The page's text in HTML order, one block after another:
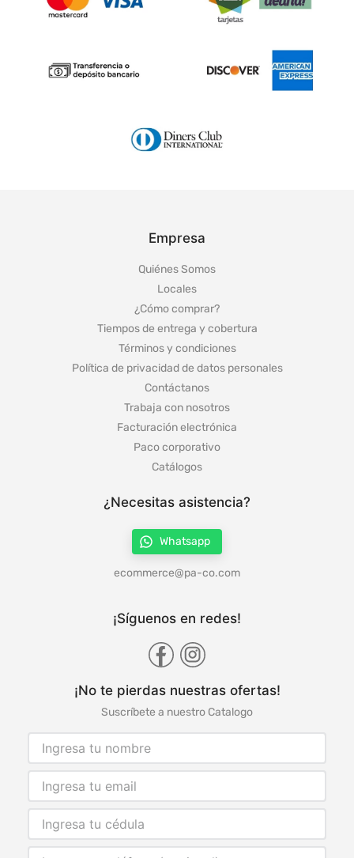
Empresa
Quiénes Somos
Locales
¿Cómo comprar?
Tiempos de entrega y cobertura
Términos y condiciones
Política de privacidad de datos personales
Contáctanos
Trabaja con nosotros
Facturación electrónica
Paco corporativo
Catálogos
¿Necesitas asistencia?
Whatsapp
ecommerce@pa-co.com
¡Síguenos en redes!
¡No te pierdas nuestras ofertas!
Suscríbete a nuestro Catalogo